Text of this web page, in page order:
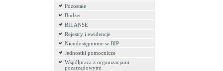
Pozostałe
Budżet
BILANSE
Rejestry i ewidencje
Nieudostępnione w BIP
Jednostki pomocnicze
Współpraca z organizacjami
pozarządowymi